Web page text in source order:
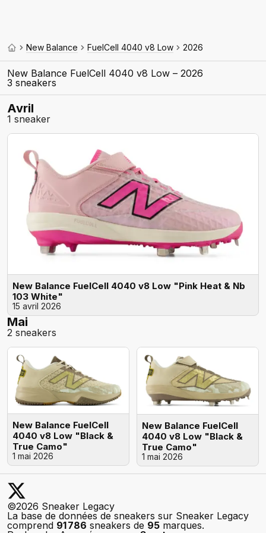
New Balance FuelCell 4040 v8 Low 2026
New Balance FuelCell 4040 v8 Low – 2026
3 sneakers
Avril
1 sneaker
New Balance FuelCell 4040 v8 Low "Pink Heat & Nb
103 White"
15 avril 2026
Mai
2 sneakers
New Balance FuelCell
4040 v8 Low "Black &
True Camo"
1 mai 2026
New Balance FuelCell
4040 v8 Low "Black &
True Camo"
1 mai 2026
©2026 Sneaker Legacy
La base de données de sneakers sur Sneaker Legacy
comprend 91 786 sneakers de 95 marques.